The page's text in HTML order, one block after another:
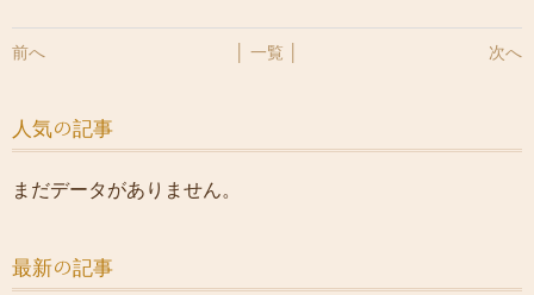
前へ 次へ
│ 一覧 │
人気の記事
まだデータがありません。
最新の記事